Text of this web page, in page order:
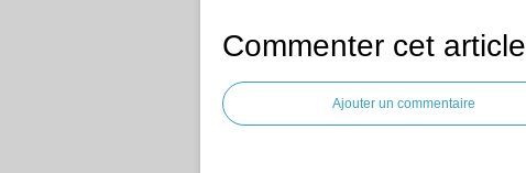
Commenter cet article
Ajouter un commentaire